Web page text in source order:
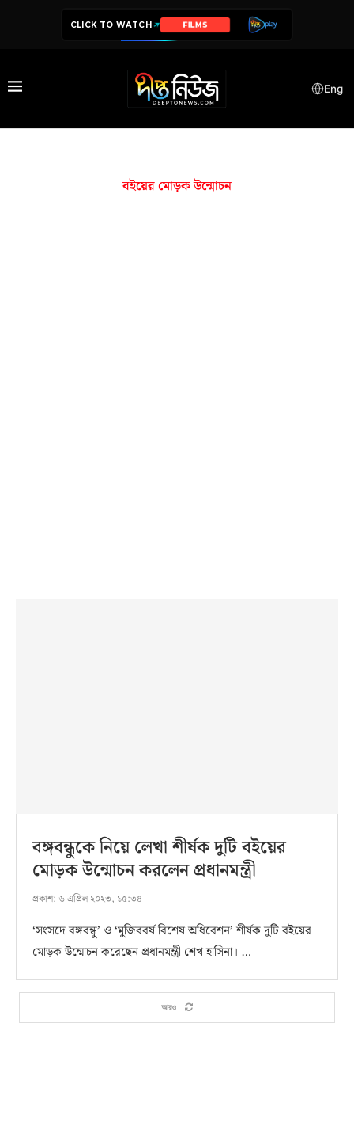
CLICK TO WATCH FILMS
Eng
বইয়ের মোড়ক উন্মোচন
বঙ্গবন্ধুকে নিয়ে লেখা শীর্ষক দুটি বইয়ের
মোড়ক উন্মোচন করলেন প্রধানমন্ত্রী
প্রকাশ: ৬ এপ্রিল ২০২৩, ১৫:৩৪
‘সংসদে বঙ্গবন্ধু’ ও ‘মুজিববর্ষ বিশেষ অধিবেশন’ শীর্ষক দুটি বইয়ের
মোড়ক উন্মোচন করেছেন প্রধানমন্ত্রী শেখ হাসিনা। …
আরও